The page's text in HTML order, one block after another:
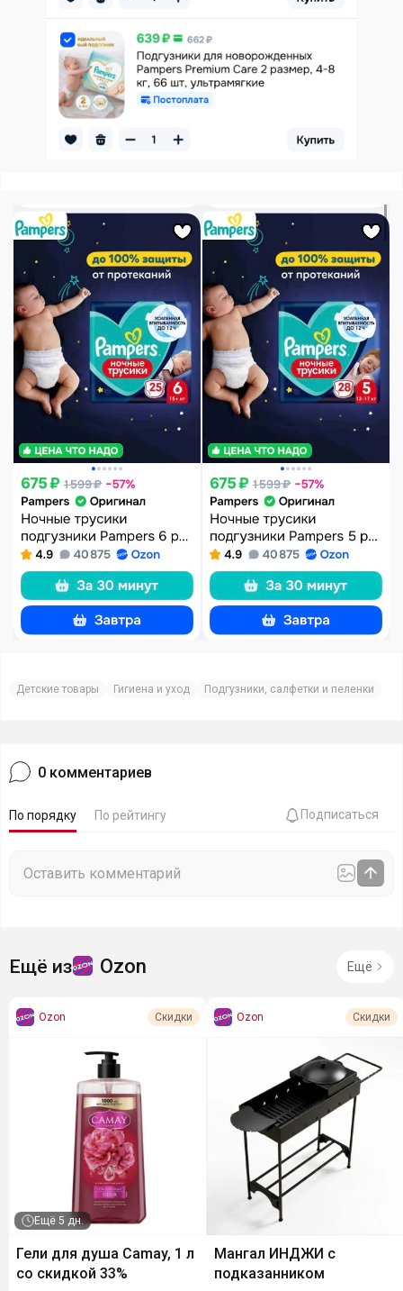
Детские товары Гигиена и уход Подгузники, салфетки и пеленки
0 комментариев
По порядку По рейтингу Подписаться
Ещё из Ozon Ещё
Ozon Скидки
Ещё 5 дн.
Гели для душа Camay, 1 л
со скидкой 33%
Ozon Скидки
Мангал ИНДЖИ с
подказанником